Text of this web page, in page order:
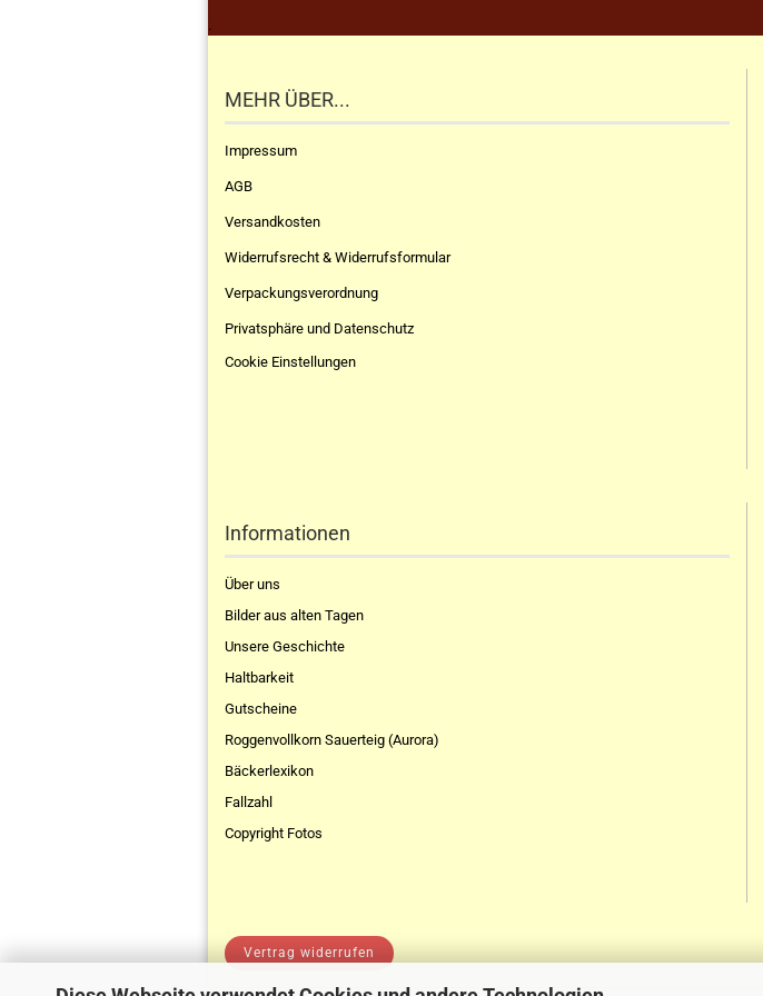
.
MEHR ÜBER...
Impressum
AGB
Versandkosten
Widerrufsrecht & Widerrufsformular
Verpackungsverordnung
Privatsphäre und Datenschutz
Cookie Einstellungen
Informationen
Über uns
Bilder aus alten Tagen
Unsere Geschichte
Haltbarkeit
Gutscheine
Roggenvollkorn Sauerteig (Aurora)
Bäckerlexikon
Fallzahl
Copyright Fotos
Vertrag widerrufen